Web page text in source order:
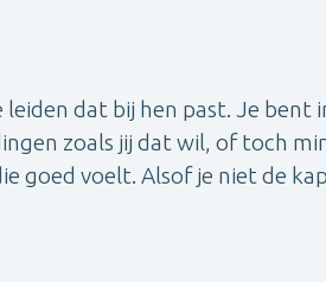
dat bij hen past. Je bent
zoals jij dat wil, of toch
goed voelt. Alsof je niet de